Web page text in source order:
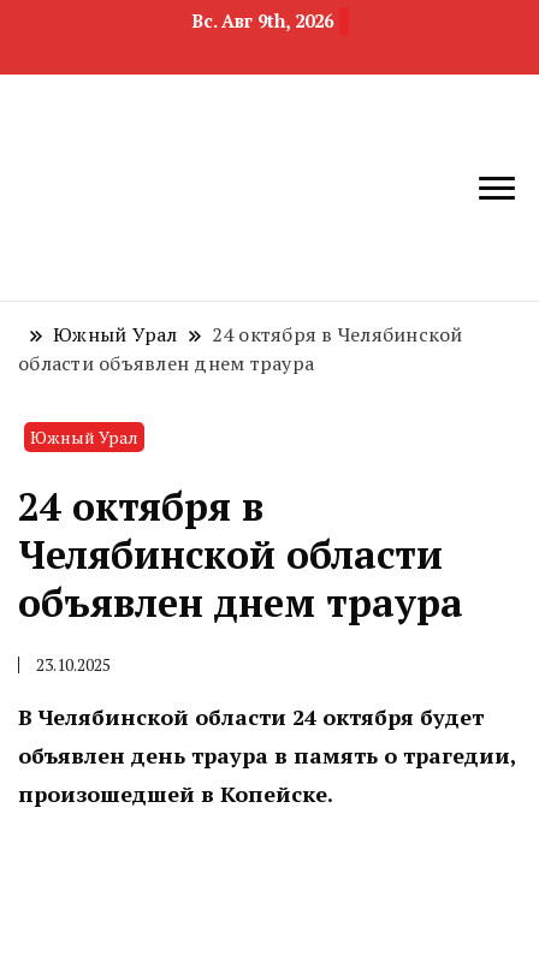
Вс. Авг 9th, 2026
область
недвижимости
Южный Урал
24 октября в Челябинской
области объявлен днем траура
Южный Урал
24 октября в
Челябинской области
объявлен днем траура
23.10.2025
В Челябинской области 24 октября будет
объявлен день траура в память о трагедии,
произошедшей в Копейске.